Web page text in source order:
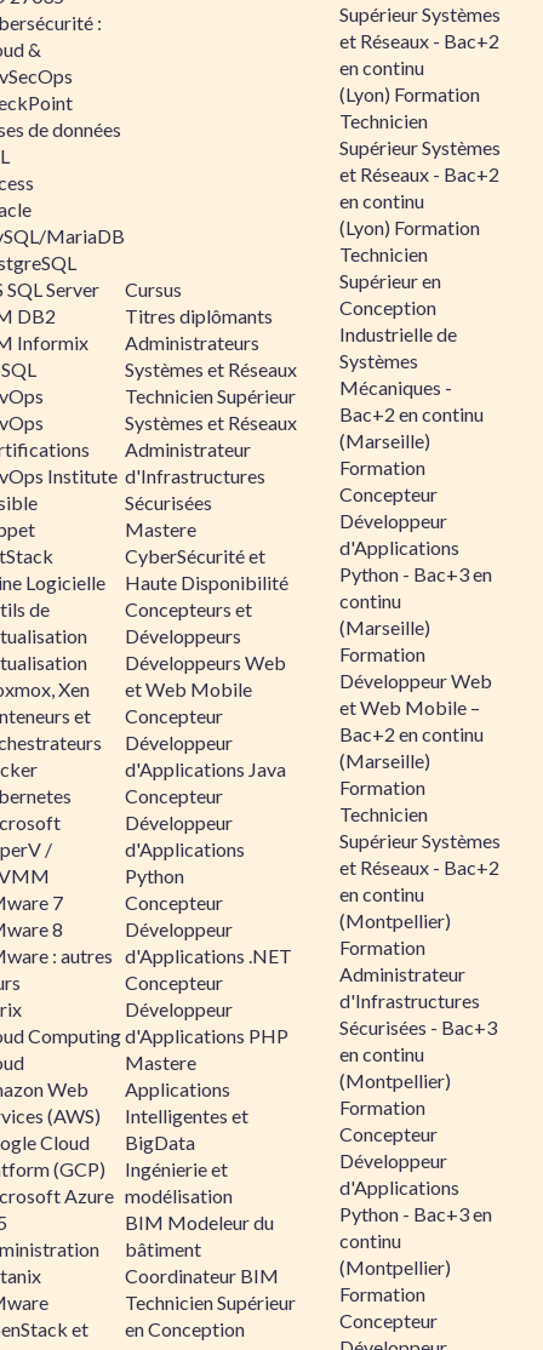
:
&
de données
MariaDB
SQL Server
DB2
Informix
Institute
Logicielle
de
Xen
et
/
7
8
: autres
Computing
Web
(AWS)
Cloud
(GCP)
Azure
et
Cursus
Titres diplômants
Administrateurs
Systèmes et Réseaux
Technicien Supérieur
Systèmes et Réseaux
Administrateur
d'Infrastructures
Sécurisées
Mastere
CyberSécurité et
Haute Disponibilité
Concepteurs et
Développeurs
Développeurs Web
et Web Mobile
Concepteur
Développeur
d'Applications Java
Concepteur
Développeur
d'Applications
Python
Concepteur
Développeur
d'Applications .NET
Concepteur
Développeur
d'Applications PHP
Mastere
Applications
Intelligentes et
BigData
Ingénierie et
modélisation
BIM Modeleur du
bâtiment
Coordinateur BIM
Technicien Supérieur
en Conception
Supérieur Systèmes
et Réseaux - Bac+2
en continu
(Lyon) Formation
Technicien
Supérieur Systèmes
et Réseaux - Bac+2
en continu
(Lyon) Formation
Technicien
Supérieur en
Conception
Industrielle de
Systèmes
Mécaniques -
Bac+2 en continu
(Marseille)
Formation
Concepteur
Développeur
d'Applications
Python - Bac+3 en
continu
(Marseille)
Formation
Développeur Web
et Web Mobile –
Bac+2 en continu
(Marseille)
Formation
Technicien
Supérieur Systèmes
et Réseaux - Bac+2
en continu
(Montpellier)
Formation
Administrateur
d'Infrastructures
Sécurisées - Bac+3
en continu
(Montpellier)
Formation
Concepteur
Développeur
d'Applications
Python - Bac+3 en
continu
(Montpellier)
Formation
Concepteur